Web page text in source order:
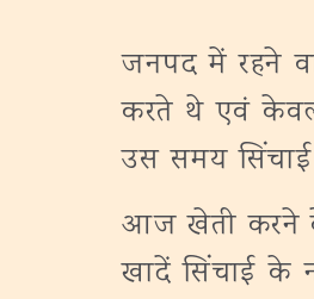
जनपद में रहने
करते थे एवं केवल
उस समय सिंचाई
आज खेती करने
खादें सिंचाई के